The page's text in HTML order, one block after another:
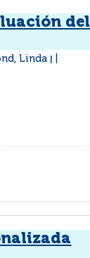
del
Linda